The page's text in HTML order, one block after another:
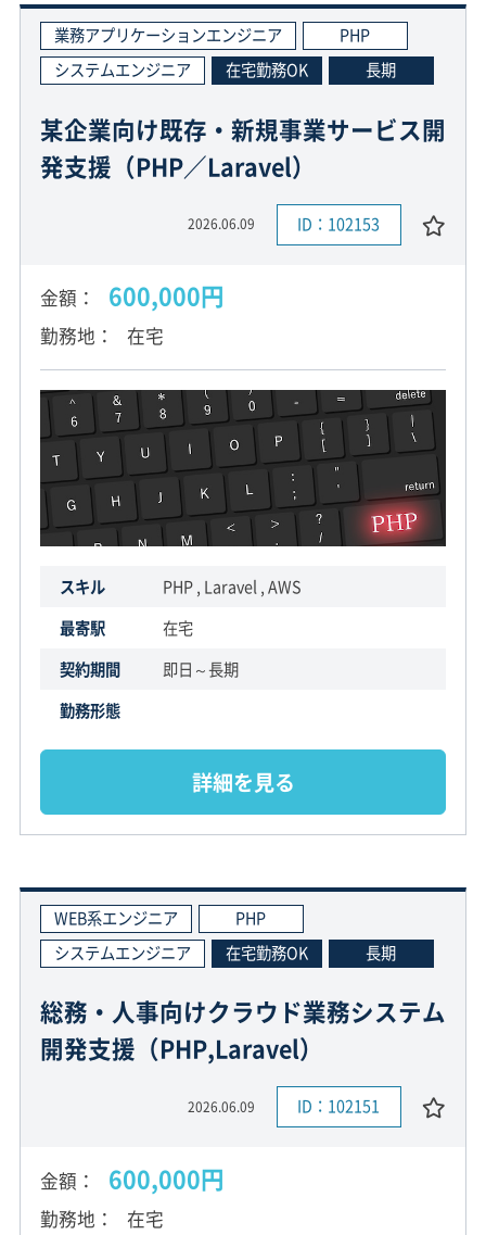
業務アプリケーションエンジニア
PHP
システムエンジニア
在宅勤務OK 長期
某企業向け既存・新規事業サービス開
発支援（PHP／Laravel）
2026.06.09 ID：102153
金額 600,000円
勤務地 在宅
スキル
PHP , Laravel , AWS
最寄駅
在宅
契約期間
即日～長期
勤務形態
詳細を見る
WEB系エンジニア
PHP
システムエンジニア
在宅勤務OK 長期
総務・人事向けクラウド業務システム
開発支援（PHP,Laravel）
2026.06.09 ID：102151
金額 600,000円
勤務地 在宅